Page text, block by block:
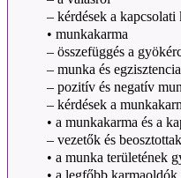
– kérdések a kapcsolati
• munkakarma
– összefüggés a
– munka és
– pozitív és negatív
– kérdések a
• a munkakarma és a
– vezetők és beosztottak
• a munka területének
• a legfőbb karmaoldók